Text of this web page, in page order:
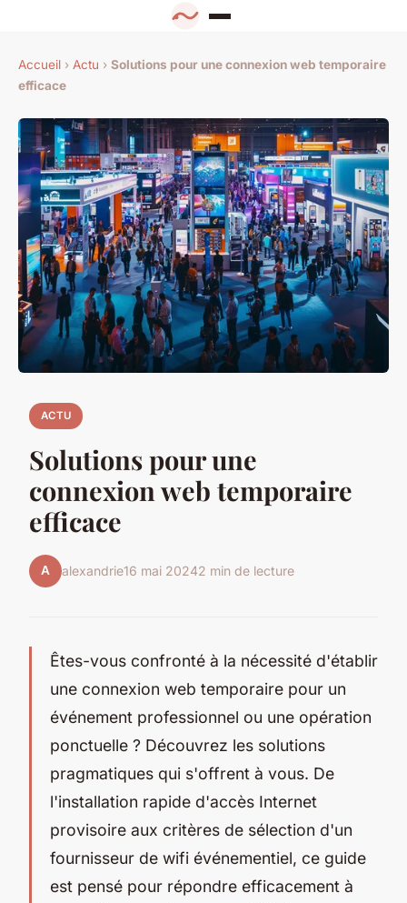
Accueil › Actu › Solutions pour une connexion web temporaire
efficace
ACTU
Solutions pour une
connexion web temporaire
efficace
A alexandrie16 mai 20242 min de lecture
Êtes-vous confronté à la nécessité d'établir
une connexion web temporaire pour un
événement professionnel ou une opération
ponctuelle ? Découvrez les solutions
pragmatiques qui s'offrent à vous. De
l'installation rapide d'accès Internet
provisoire aux critères de sélection d'un
fournisseur de wifi événementiel, ce guide
est pensé pour répondre efficacement à